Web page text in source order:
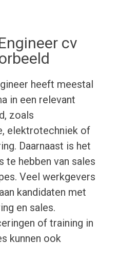
cv
heeft meestal
in een relevant
zoals
elektrotechniek of
Daarnaast is het
te hebben van sales
Veel werkgevers
kandidaten met
en sales.
of training in
kunnen ook